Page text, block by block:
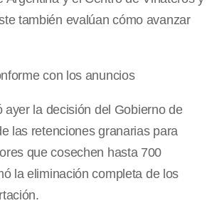
también evalúan cómo avanzar
con los anuncios
ayer la decisión del Gobierno de
las retenciones granarias para
que cosechen hasta 700
la eliminación completa de los